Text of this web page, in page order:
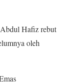
Hafiz rebut
oleh